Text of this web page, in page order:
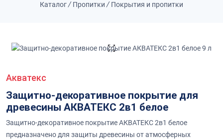
Каталог/ Пропитки / Покрытия и пропитки
Акватекс
Защитно-декоративное покрытие для
древесины АКВАТЕКС 2в1 белое
Защитно-декоративное покрытие АКВАТЕКС 2в1 белое
предназначено для защиты древесины от атмосферных